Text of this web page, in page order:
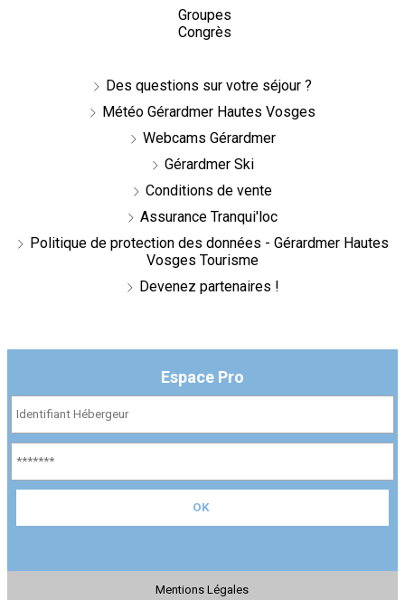
Groupes
Congrès
Des questions sur votre séjour ?
Météo Gérardmer Hautes Vosges
Webcams Gérardmer
Gérardmer Ski
Conditions de vente
Assurance Tranqui'loc
Politique de protection des données - Gérardmer Hautes
Vosges Tourisme
Devenez partenaires !
Espace Pro
Mentions Légales